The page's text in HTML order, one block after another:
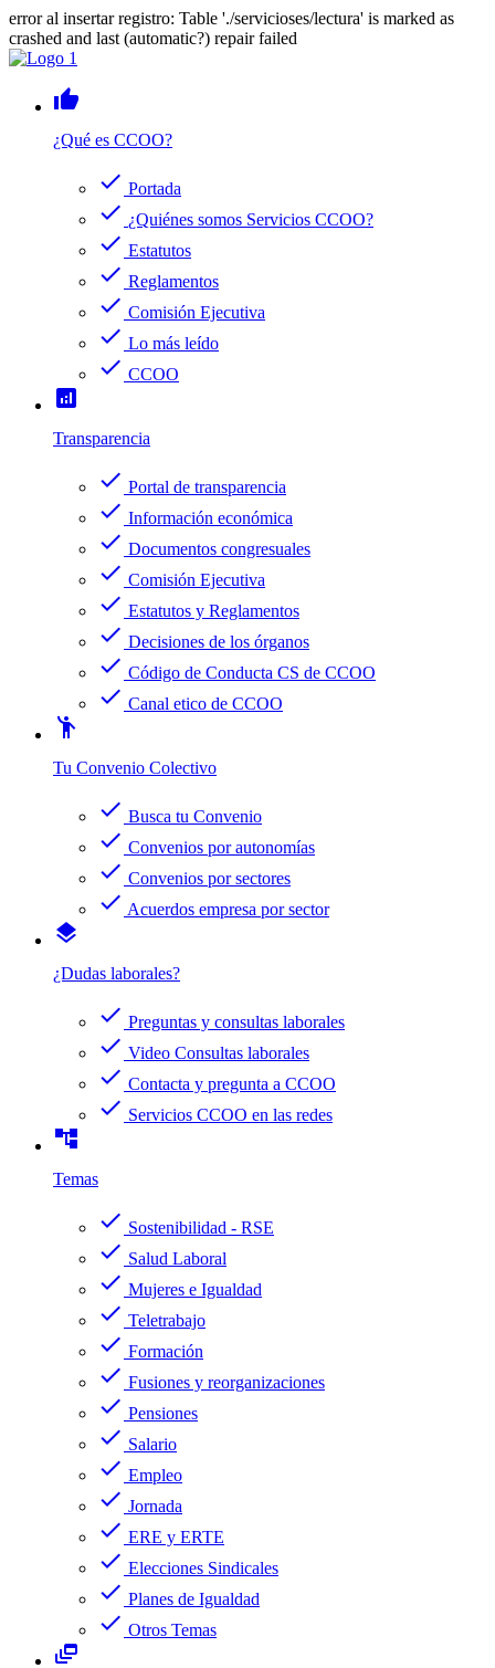
error al insertar registro: Table './servicioses/lectura' is marked as
crashed and last (automatic?) repair failed
thumb_up
¿Qué es CCOO?
check Portada
check ¿Quiénes somos Servicios CCOO?
check Estatutos
check Reglamentos
check Comisión Ejecutiva
check Lo más leído
check CCOO
analytics
Transparencia
check Portal de transparencia
check Información económica
check Documentos congresuales
check Comisión Ejecutiva
check Estatutos y Reglamentos
check Decisiones de los órganos
check Código de Conducta CS de CCOO
check Canal etico de CCOO
emoji_people
Tu Convenio Colectivo
check Busca tu Convenio
check Convenios por autonomías
check Convenios por sectores
check Acuerdos empresa por sector
layers
¿Dudas laborales?
check Preguntas y consultas laborales
check Video Consultas laborales
check Contacta y pregunta a CCOO
check Servicios CCOO en las redes
account_tree
Temas
check Sostenibilidad - RSE
check Salud Laboral
check Mujeres e Igualdad
check Teletrabajo
check Formación
check Fusiones y reorganizaciones
check Pensiones
check Salario
check Empleo
check Jornada
check ERE y ERTE
check Elecciones Sindicales
check Planes de Igualdad
check Otros Temas
dynamic_feed